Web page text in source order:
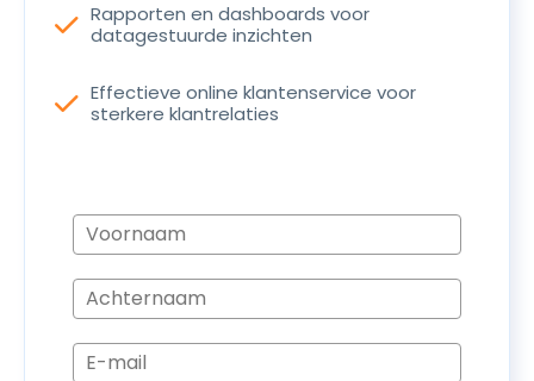
Rapporten en dashboards voor
datagestuurde inzichten
check
Effectieve online klantenservice voor
sterkere klantrelaties
check